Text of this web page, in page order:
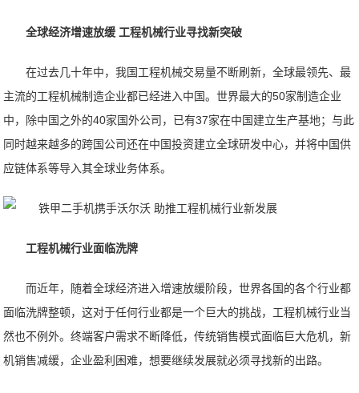
全球经济增速放缓 工程机械行业寻找新突破
在过去几十年中，我国工程机械交易量不断刷新，全球最领先、最
主流的工程机械制造企业都已经进入中国。世界最大的50家制造企业
中，除中国之外的40家国外公司，已有37家在中国建立生产基地；与此
同时越来越多的跨国公司还在中国投资建立全球研发中心，并将中国供
应链体系等导入其全球业务体系。
工程机械行业面临洗牌
而近年，随着全球经济进入增速放缓阶段，世界各国的各个行业都
面临洗牌整顿，这对于任何行业都是一个巨大的挑战，工程机械行业当
然也不例外。终端客户需求不断降低，传统销售模式面临巨大危机，新
机销售减缓，企业盈利困难，想要继续发展就必须寻找新的出路。